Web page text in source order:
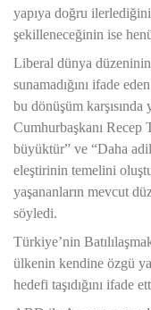
yapıya doğru
şekilleneceğinin ise
Liberal dünya düzeninin
sunamadığını ifade
bu dönüşüm
Cumhurbaşkanı Recep
büyüktür” ve “Daha
eleştirinin temelini
yaşananların mevcut
söyledi.
Türkiye’nin
ülkenin kendine özgü
hedefi taşıdığını ifade